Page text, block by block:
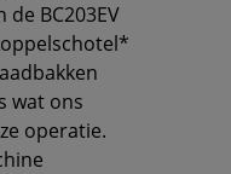
BC203EV
wat ons
operatie.